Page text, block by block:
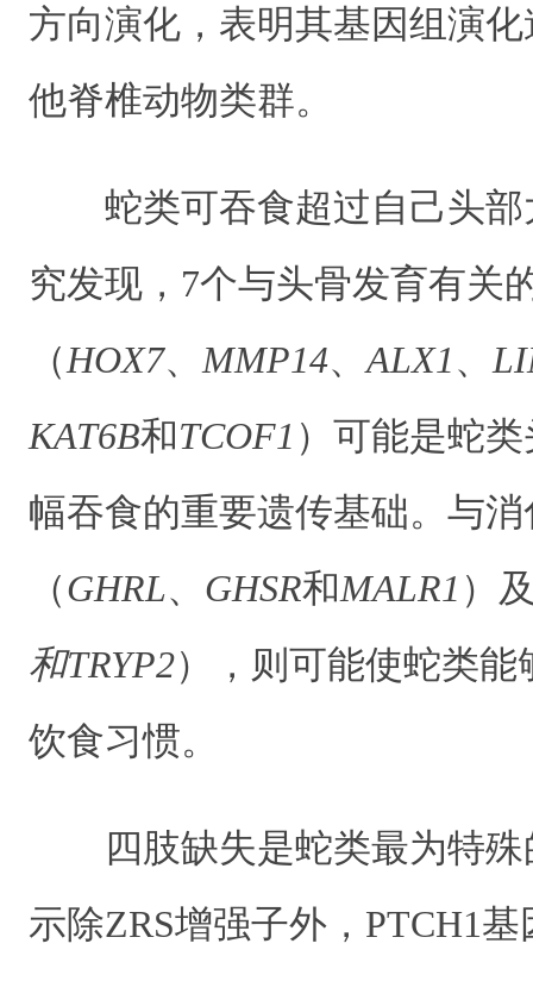
方向演化，表明其基因组演
他脊椎动物类群。
蛇类可吞食超过自己头
究发现，7个与头骨发育有关
（HOX7、 MMP14、 ALX1、
KAT6B和TCOF1 ）可能是蛇
幅吞食的重要遗传基础。与
（GHRL、 GHSR和MALR1 ）
和TRYP2），则可能使蛇类能
饮食习惯。
四肢缺失是蛇类最为特
示除ZRS增强子外，PTCH1